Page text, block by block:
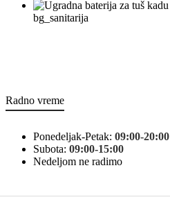
bg_sanitarija
Radno vreme
Ponedeljak-Petak: 09:00-20:00
Subota: 09:00-15:00
Nedeljom ne radimo